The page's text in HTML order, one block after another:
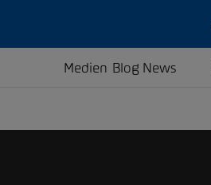
Medien Blog News